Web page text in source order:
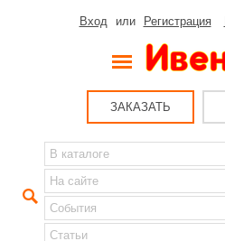
Вход или Регистрация
ЗАКАЗАТЬ